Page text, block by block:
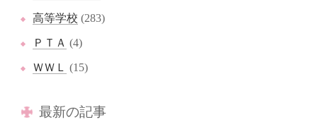
高等学校 (283)
ＰＴＡ (4)
ＷＷＬ (15)
最新の記事